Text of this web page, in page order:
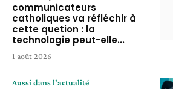
communicateurs
catholiques va réfléchir à
cette quetion : la
technologie peut-elle...
1 août 2026
Aussi dans l'actualité